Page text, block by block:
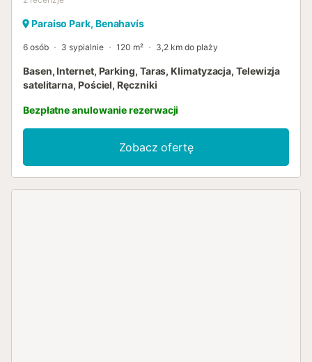
Paraiso Park, Benahavís
6 osób 3 sypialnie 120 m² 3,2 km do plaży
Basen, Internet, Parking, Taras, Klimatyzacja, Telewizja
satelitarna, Pościel, Ręczniki
Bezpłatne anulowanie rezerwacji
Zobacz ofertę